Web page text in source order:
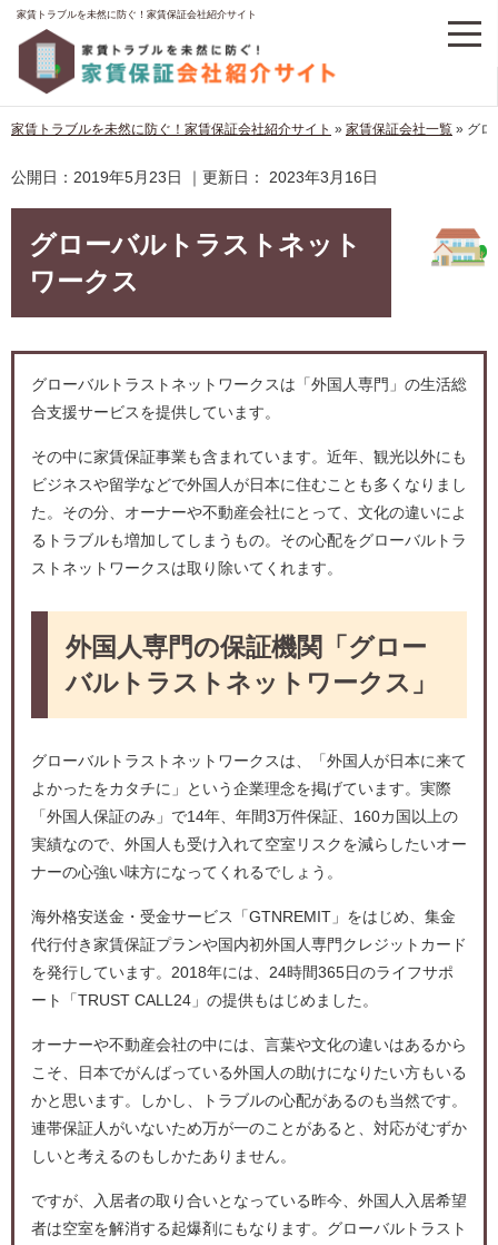
家賃トラブルを未然に防ぐ！家賃保証会社紹介サイト
家賃トラブルを未然に防ぐ！家賃保証会社紹介サイト » 家賃保証会社一覧 » グロ
公開日： 2019年5月23日 ｜更新日： 2023年3月16日
グローバルトラストネット
ワークス
グローバルトラストネットワークスは「外国人専門」の生活総
合支援サービスを提供しています。
その中に家賃保証事業も含まれています。近年、観光以外にも
ビジネスや留学などで外国人が日本に住むことも多くなりまし
た。その分、オーナーや不動産会社にとって、文化の違いによ
るトラブルも増加してしまうもの。その心配をグローバルトラ
ストネットワークスは取り除いてくれます。
外国人専門の保証機関「グロー
バルトラストネットワークス」
グローバルトラストネットワークスは、「外国人が日本に来て
よかったをカタチに」という企業理念を掲げています。実際
「外国人保証のみ」で14年、年間3万件保証、160カ国以上の
実績なので、外国人も受け入れて空室リスクを減らしたいオー
ナーの心強い味方になってくれるでしょう。
海外格安送金・受金サービス「GTNREMIT」をはじめ、集金
代行付き家賃保証プランや国内初外国人専門クレジットカード
を発行しています。2018年には、24時間365日のライフサポ
ート「TRUST CALL24」の提供もはじめました。
オーナーや不動産会社の中には、言葉や文化の違いはあるから
こそ、日本でがんばっている外国人の助けになりたい方もいる
かと思います。しかし、トラブルの心配があるのも当然です。
連帯保証人がいないため万が一のことがあると、対応がむずか
しいと考えるのもしかたありません。
ですが、入居者の取り合いとなっている昨今、外国人入居希望
者は空室を解消する起爆剤にもなります。グローバルトラスト